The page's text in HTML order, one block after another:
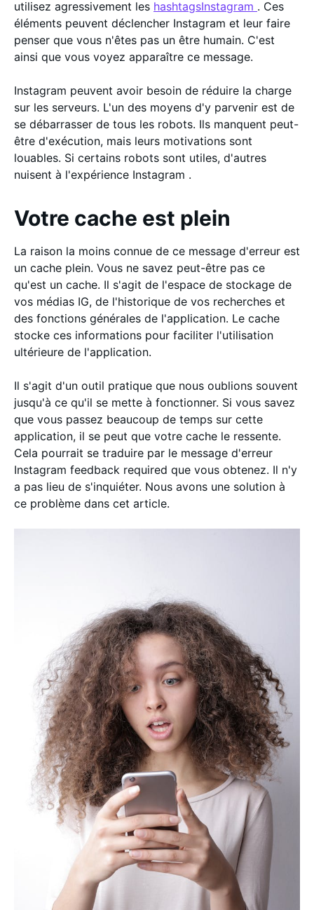
utilisez agressivement les hashtagsInstagram . Ces
éléments peuvent déclencher Instagram et leur faire
penser que vous n'êtes pas un être humain. C'est
ainsi que vous voyez apparaître ce message.
Instagram peuvent avoir besoin de réduire la charge
sur les serveurs. L'un des moyens d'y parvenir est de
se débarrasser de tous les robots. Ils manquent peut-
être d'exécution, mais leurs motivations sont
louables. Si certains robots sont utiles, d'autres
nuisent à l'expérience Instagram .
Votre cache est plein
La raison la moins connue de ce message d'erreur est
un cache plein. Vous ne savez peut-être pas ce
qu'est un cache. Il s'agit de l'espace de stockage de
vos médias IG, de l'historique de vos recherches et
des fonctions générales de l'application. Le cache
stocke ces informations pour faciliter l'utilisation
ultérieure de l'application.
Il s'agit d'un outil pratique que nous oublions souvent
jusqu'à ce qu'il se mette à fonctionner. Si vous savez
que vous passez beaucoup de temps sur cette
application, il se peut que votre cache le ressente.
Cela pourrait se traduire par le message d'erreur
Instagram feedback required que vous obtenez. Il n'y
a pas lieu de s'inquiéter. Nous avons une solution à
ce problème dans cet article.